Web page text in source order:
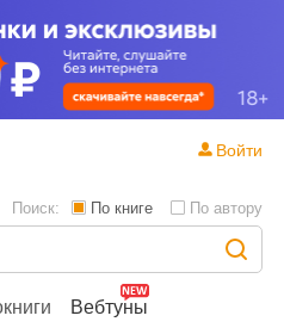
Вебтуны
Поиск: По книге По автору
Войти